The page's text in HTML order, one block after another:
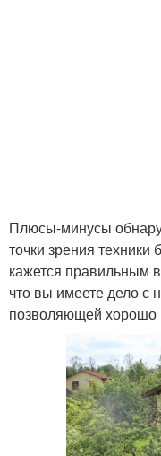
Плюсы-минусы
точки зрения техники
кажется правильным
что вы имеете дело
позволяющей хорошо